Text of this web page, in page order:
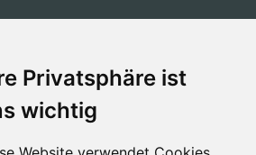
Privatsphäre ist
wichtig
Walzen
Tandemwalzen
Stampfer